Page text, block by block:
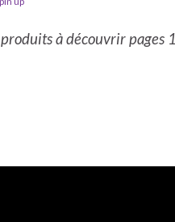
à découvrir